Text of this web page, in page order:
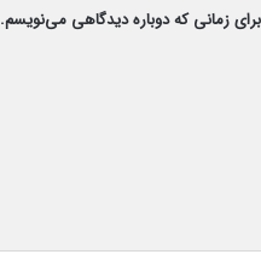
زمانی که دوباره دیدگاهی می‌نویسم.